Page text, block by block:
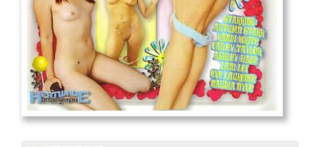
And Confused #8 - ...